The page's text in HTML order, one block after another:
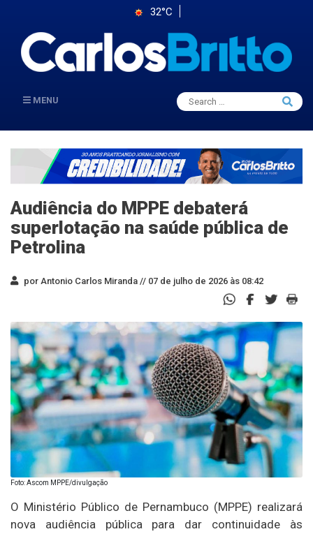
32°C
MENU
Search
for:
Search
Audiência do MPPE debaterá
superlotação na saúde pública de
Petrolina
por Antonio Carlos Miranda // 07 de julho de 2026 às 08:42
Foto: Ascom MPPE/divulgação
O Ministério Público de Pernambuco (MPPE) realizará
nova audiência pública para dar continuidade às